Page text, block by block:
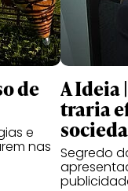
de
e
nas
A Ideia
traria
Segredo